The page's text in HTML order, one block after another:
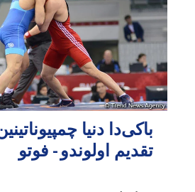
باکی‌دا دنیا
تقدیم اولوندو - فوتو